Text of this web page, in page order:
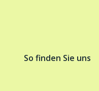
So finden Sie uns